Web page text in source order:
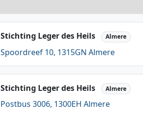
Stichting Leger des Heils Almere
Spoordreef 10, 1315GN Almere
Stichting Leger des Heils Almere
Postbus 3006, 1300EH Almere